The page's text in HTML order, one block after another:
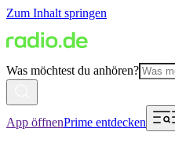
Zum Inhalt springen
Was möchtest du anhören?
App öffnenPrime entdecken